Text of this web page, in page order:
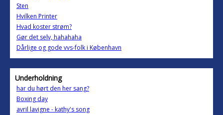
Sten
Hvilken Printer
Hvad koster strøm?
Gør det selv, hahahaha
Dårlige og gode vvs-folk i København
Underholdning
har du hørt den her sang?
Boxing day
avril lavigne - kathy's song